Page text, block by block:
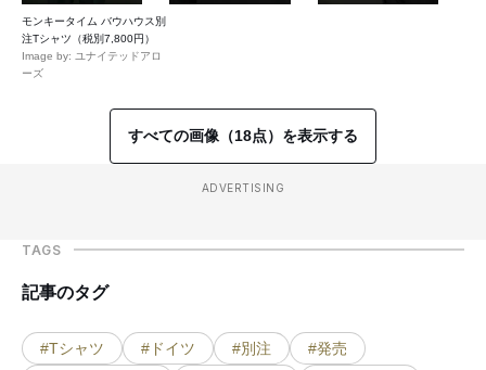
モンキータイム バウハウス別
注Tシャツ（税別7,800円）
Image by: ユナイテッドアロ
ーズ
すべての画像（18点）を表示する
ADVERTISING
TAGS
記事のタグ
#Tシャツ #ドイツ #別注
#発売